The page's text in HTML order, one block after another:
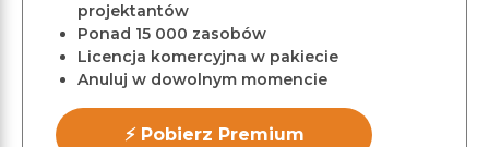
projektantów
Ponad 15 000 zasobów
Licencja komercyjna w pakiecie
Anuluj w dowolnym momencie
⚡ Pobierz Premium